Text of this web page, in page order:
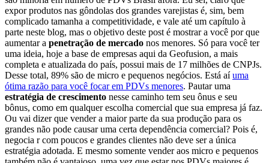
expor produtos nas gôndolas dos grandes varejistas é, sim, bem
complicado tamanha a competitividade, e vale até um capítulo à
parte neste blog, mas o objetivo deste post é mostrar a você por que
aumentar a penetração de mercado nos menores. Só para você ter
uma ideia, hoje a base de empresas aqui da Geofusion, a mais
completa e atualizada do país, possui mais de 17 milhões de CNPJs.
Desse total, 89% são de micro e pequenos negócios. Está aíuma
ótima razão para você focar em PDVs menores. Pautar uma
estratégia de crescimento nesse caminho tem seu ônus e seu
bônus, como em qualquer escolha comercial que sua empresa já faz.
Ou vai dizer que vender a maior parte da sua produção para os
grandes não pode causar uma certa dependência comercial? Pois é,
negocia r com poucos e grandes clientes não deve ser a única
estratégia adotada. E mesmo somente vender aos micro e pequenos